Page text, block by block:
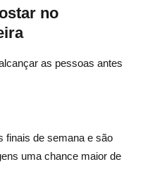
no
as pessoas antes
finais de semana e são
uma chance maior de